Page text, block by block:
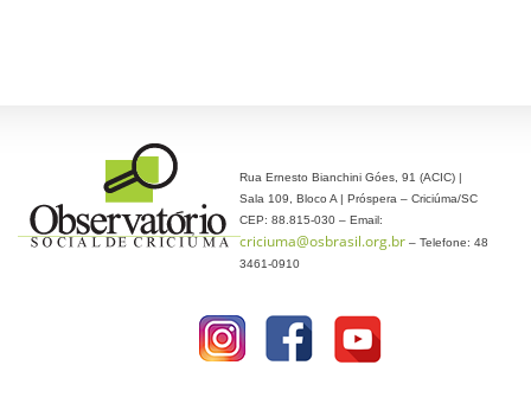
Rua Ernesto Bianchini Góes, 91 (ACIC) |
Sala 109, Bloco A | Próspera – Criciúma/SC
CEP: 88.815-030 – Email:
criciuma@osbrasil.org.br – Telefone: 48
3461-0910